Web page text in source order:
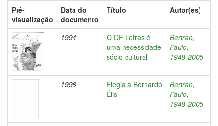
Pré-
visualização
Data do
documento
Título Autor(es)
1994
O DF Letras é
uma necessidade
sócio-cultural
Bertran,
Paulo,
1948-2005
1998
Elegia a Bernardo
Élis
Bertran,
Paulo,
1948-2005